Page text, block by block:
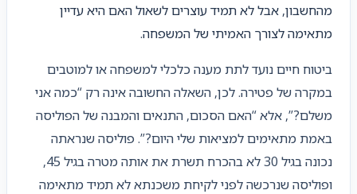
מהחשבון, אבל לא תמיד עוצרים לשאול האם היא עדיין
מתאימה לצורך האמיתי של המשפחה.
ביטוח חיים נועד לתת מענה כלכלי למשפחה או למוטבים
במקרה של פטירה. לכן, השאלה החשובה אינה רק “כמה אני
משלם?”, אלא “האם הסכום, התנאים והמבנה של הפוליסה
באמת מתאימים למציאות שלי היום?”. פוליסה שנראתה
נכונה בגיל 30 לא בהכרח תשרת את אותה מטרה בגיל 45,
ופוליסה שנרכשה לפני לקיחת משכנתא לא תמיד מתאימה